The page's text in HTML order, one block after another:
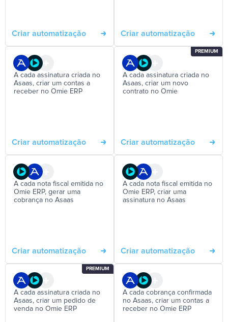
Criar automatização Criar automatização
A cada assinatura criada no
Asaas, criar um contas a
receber no Omie ERP
Criar automatização
PREMIUM
A cada assinatura criada no
Asaas, criar um novo
contrato no Omie
Criar automatização
A cada nota fiscal emitida no
Omie ERP, gerar uma
cobrança no Asaas
Criar automatização
A cada nota fiscal emitida no
Omie ERP, criar uma
assinatura no Asaas
Criar automatização
PREMIUM
A cada assinatura criada no
Asaas, criar um pedido de
venda no Omie ERP
A cada cobrança confirmada
no Asaas, criar um contas a
receber no Omie ERP